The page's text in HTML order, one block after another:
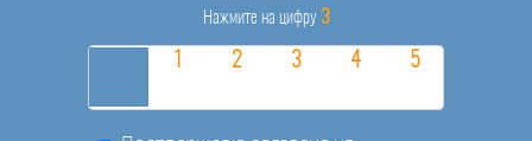
Нажмите на цифру 3